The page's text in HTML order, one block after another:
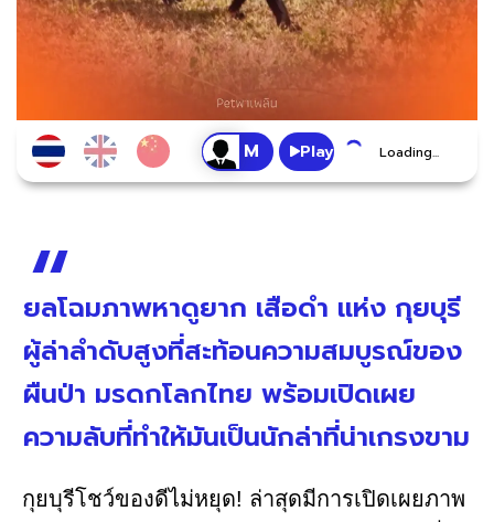
Play Loading...
ยลโฉมภาพหาดูยาก เสือดำ แห่ง กุยบุรี
ผู้ล่าลำดับสูงที่สะท้อนความสมบูรณ์ของ
ผืนป่า มรดกโลกไทย พร้อมเปิดเผย
ความลับที่ทำให้มันเป็นนักล่าที่น่าเกรงขาม
กุยบุรีโชว์ของดีไม่หยุด! ล่าสุดมีการเปิดเผยภาพ